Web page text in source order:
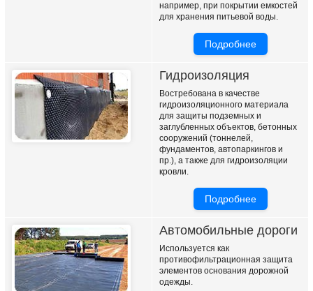
например, при покрытии емкостей
для хранения питьевой воды.
Подробнее
Гидроизоляция
Востребована в качестве
гидроизоляционного материала
для защиты подземных и
заглубленных объектов, бетонных
сооружений (тоннелей,
фундаментов, автопаркингов и
пр.), а также для гидроизоляции
кровли.
Подробнее
Автомобильные дороги
Используется как
противофильтрационная защита
элементов основания дорожной
одежды.